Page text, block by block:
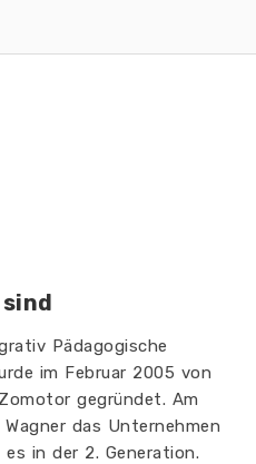
sind
Pädagogische
im Februar 2005 von
gegründet. Am
das Unternehmen
in der 2. Generation.